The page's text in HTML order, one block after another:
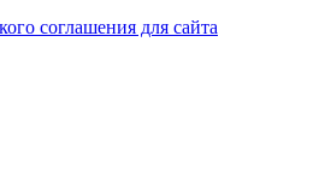
соглашения для сайта